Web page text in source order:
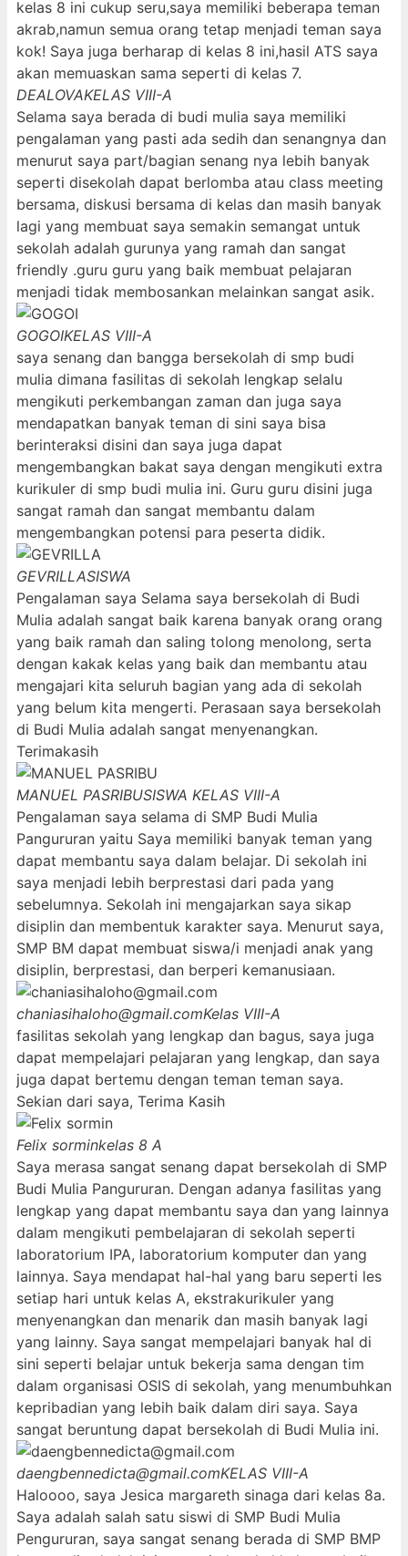
kelas 8 ini cukup seru,saya memiliki beberapa teman
akrab,namun semua orang tetap menjadi teman saya
kok! Saya juga berharap di kelas 8 ini,hasil ATS saya
akan memuaskan sama seperti di kelas 7.
DEALOVAKELAS VIII-A
Selama saya berada di budi mulia saya memiliki
pengalaman yang pasti ada sedih dan senangnya dan
menurut saya part/bagian senang nya lebih banyak
seperti disekolah dapat berlomba atau class meeting
bersama, diskusi bersama di kelas dan masih banyak
lagi yang membuat saya semakin semangat untuk
sekolah adalah gurunya yang ramah dan sangat
friendly .guru guru yang baik membuat pelajaran
menjadi tidak membosankan melainkan sangat asik.
GOGOIKELAS VIII-A
saya senang dan bangga bersekolah di smp budi
mulia dimana fasilitas di sekolah lengkap selalu
mengikuti perkembangan zaman dan juga saya
mendapatkan banyak teman di sini saya bisa
berinteraksi disini dan saya juga dapat
mengembangkan bakat saya dengan mengikuti extra
kurikuler di smp budi mulia ini. Guru guru disini juga
sangat ramah dan sangat membantu dalam
mengembangkan potensi para peserta didik.
GEVRILLASISWA
Pengalaman saya Selama saya bersekolah di Budi
Mulia adalah sangat baik karena banyak orang orang
yang baik ramah dan saling tolong menolong, serta
dengan kakak kelas yang baik dan membantu atau
mengajari kita seluruh bagian yang ada di sekolah
yang belum kita mengerti. Perasaan saya bersekolah
di Budi Mulia adalah sangat menyenangkan.
Terimakasih
MANUEL PASRIBUSISWA KELAS VIII-A
Pengalaman saya selama di SMP Budi Mulia
Pangururan yaitu Saya memiliki banyak teman yang
dapat membantu saya dalam belajar. Di sekolah ini
saya menjadi lebih berprestasi dari pada yang
sebelumnya. Sekolah ini mengajarkan saya sikap
disiplin dan membentuk karakter saya. Menurut saya,
SMP BM dapat membuat siswa/i menjadi anak yang
disiplin, berprestasi, dan berperi kemanusiaan.
chaniasihaloho@gmail.comKelas VIII-A
fasilitas sekolah yang lengkap dan bagus, saya juga
dapat mempelajari pelajaran yang lengkap, dan saya
juga dapat bertemu dengan teman teman saya.
Sekian dari saya, Terima Kasih
Felix sorminkelas 8 A
Saya merasa sangat senang dapat bersekolah di SMP
Budi Mulia Pangururan. Dengan adanya fasilitas yang
lengkap yang dapat membantu saya dan yang lainnya
dalam mengikuti pembelajaran di sekolah seperti
laboratorium IPA, laboratorium komputer dan yang
lainnya. Saya mendapat hal-hal yang baru seperti les
setiap hari untuk kelas A, ekstrakurikuler yang
menyenangkan dan menarik dan masih banyak lagi
yang lainny. Saya sangat mempelajari banyak hal di
sini seperti belajar untuk bekerja sama dengan tim
dalam organisasi OSIS di sekolah, yang menumbuhkan
kepribadian yang lebih baik dalam diri saya. Saya
sangat beruntung dapat bersekolah di Budi Mulia ini.
daengbennedicta@gmail.comKELAS VIII-A
Haloooo, saya Jesica margareth sinaga dari kelas 8a.
Saya adalah salah satu siswi di SMP Budi Mulia
Pengururan, saya sangat senang berada di SMP BMP